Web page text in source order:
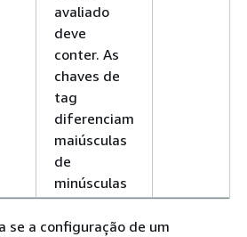
avaliado
deve
conter. As
chaves de
tag
diferenciam
maiúsculas
de
minúsculas
se a configuração de um